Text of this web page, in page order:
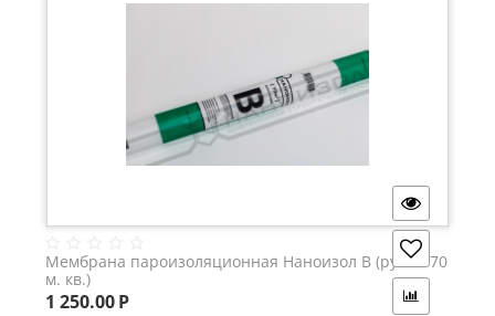
Мембрана пароизоляционная Наноизол В (рулон 70
м. кв.)
1 250.00Р